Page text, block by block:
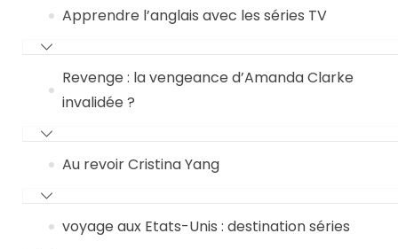
Apprendre l’anglais avec les séries TV
Revenge : la vengeance d’Amanda Clarke
invalidée ?
Au revoir Cristina Yang
voyage aux Etats-Unis : destination séries